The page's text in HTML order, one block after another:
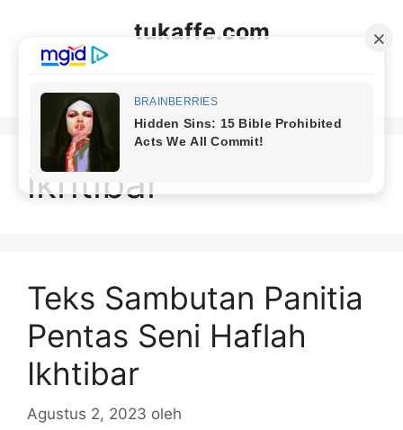
tukaffe.com
ikhtibar
Teks Sambutan Panitia
Pentas Seni Haflah
Ikhtibar
Agustus 2, 2023 oleh